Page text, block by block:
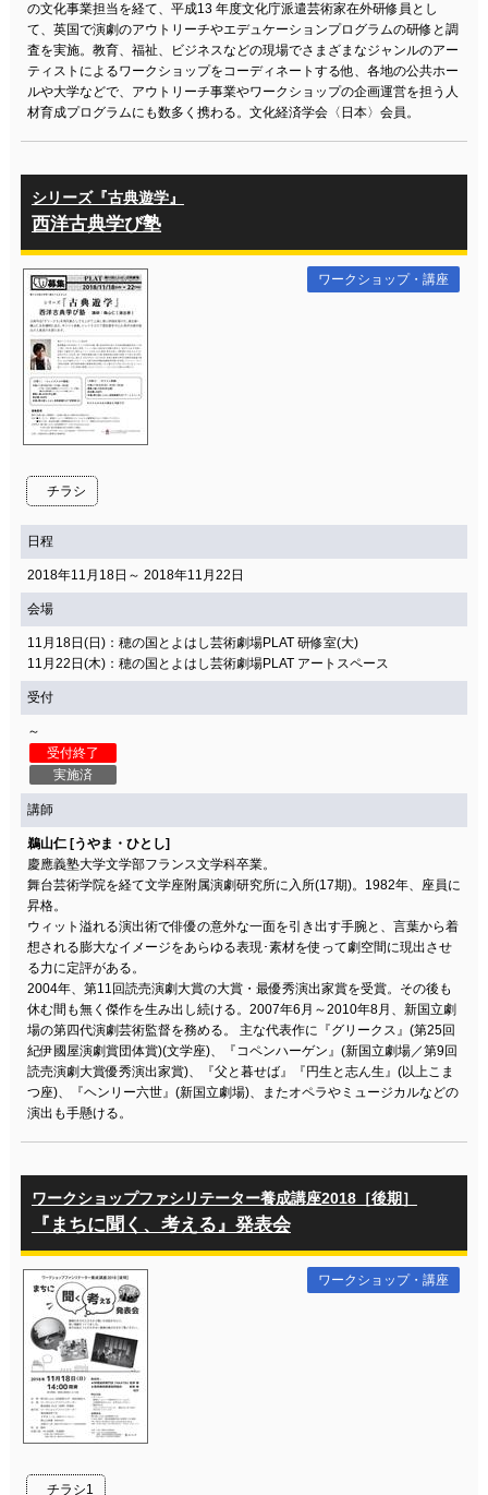
の文化事業担当を経て、平成13 年度文化庁派遣芸術家在外研修員とし
て、英国で演劇のアウトリーチやエデュケーションプログラムの研修と調
査を実施。教育、福祉、ビジネスなどの現場でさまざまなジャンルのアー
ティストによるワークショップをコーディネートする他、各地の公共ホー
ルや大学などで、アウトリーチ事業やワークショップの企画運営を担う人
材育成プログラムにも数多く携わる。文化経済学会〈日本〉会員。
シリーズ『古典遊学』
西洋古典学び塾
チラシ
ワークショップ・講座
日程
2018年11月18日～ 2018年11月22日
会場
11月18日(日)：穂の国とよはし芸術劇場PLAT 研修室(大)
11月22日(木)：穂の国とよはし芸術劇場PLAT アートスペース
受付
～
受付終了
実施済
講師
鵜山仁 [うやま・ひとし]
慶應義塾大学文学部フランス文学科卒業。
舞台芸術学院を経て文学座附属演劇研究所に入所(17期)。1982年、座員に
昇格。
ウィット溢れる演出術で俳優の意外な一面を引き出す手腕と、言葉から着
想される膨大なイメージをあらゆる表現･素材を使って劇空間に現出させ
る力に定評がある。
2004年、第11回読売演劇大賞の大賞・最優秀演出家賞を受賞。その後も
休む間も無く傑作を生み出し続ける。2007年6月～2010年8月、新国立劇
場の第四代演劇芸術監督を務める。 主な代表作に『グリークス』(第25回
紀伊國屋演劇賞団体賞)(文学座)、『コペンハーゲン』(新国立劇場／第9回
読売演劇大賞優秀演出家賞)、『父と暮せば』『円生と志ん生』(以上こま
つ座)、『ヘンリー六世』(新国立劇場)、またオペラやミュージカルなどの
演出も手懸ける。
ワークショップファシリテーター養成講座2018［後期］
『まちに聞く、考える』発表会
チラシ1
ワークショップ・講座